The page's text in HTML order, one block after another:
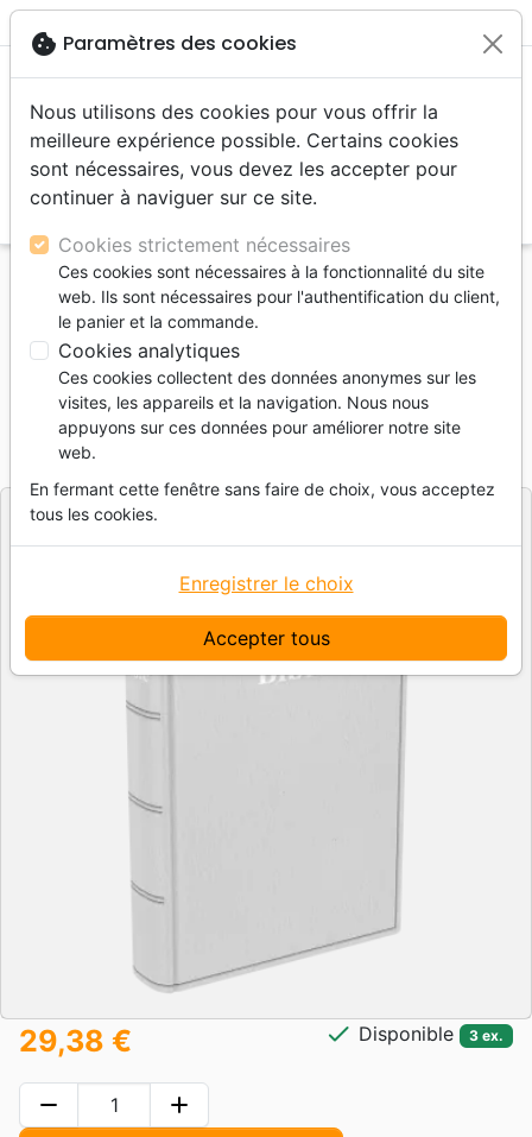
menu
Accueil Bibles
Bibles standards
BIBLE DARBY COMPACT SOUPLE GRIS
BIBLE DARBY COMPACT SOUPLE GRIS
DARBY JUILLET 2024
RéférenceDAR7836 EAN9782879078366
Editeur BPC
29,38 € check Disponible 3 ex.
remove add
cookie Paramètres des cookies
Nous utilisons des cookies pour vous offrir la
meilleure expérience possible. Certains cookies
sont nécessaires, vous devez les accepter pour
continuer à naviguer sur ce site.
Cookies strictement nécessaires
Ces cookies sont nécessaires à la fonctionnalité du site
web. Ils sont nécessaires pour l'authentification du client,
le panier et la commande.
Cookies analytiques
Ces cookies collectent des données anonymes sur les
visites, les appareils et la navigation. Nous nous
appuyons sur ces données pour améliorer notre site
web.
En fermant cette fenêtre sans faire de choix, vous acceptez
tous les cookies.
Accepter tous
Enregistrer le choix